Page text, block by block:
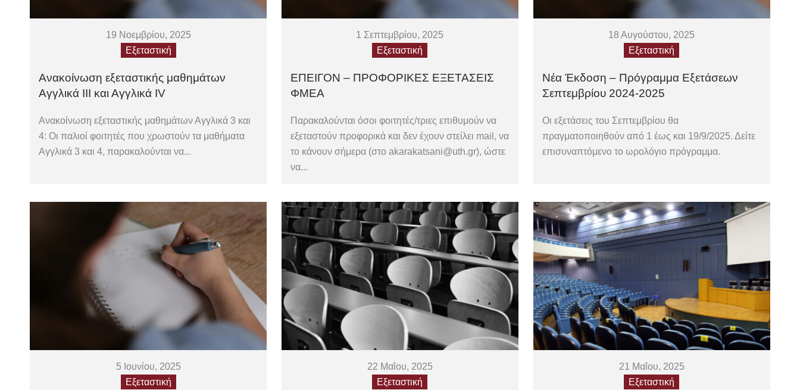
19 Νοεμβρίου, 2025
Εξεταστική
Ανακοίνωση εξεταστικής μαθημάτων
Αγγλικά III και Αγγλικά IV
Ανακοίνωση εξεταστικής μαθημάτων Αγγλικά 3 και
4: Οι παλιοί φοιτητές που χρωστούν τα μαθήματα
Αγγλικά 3 και 4, παρακαλούνται να...
1 Σεπτεμβρίου, 2025
Εξεταστική
ΕΠΕΙΓΟΝ – ΠΡΟΦΟΡΙΚΕΣ ΕΞΕΤΑΣΕΙΣ
ΦΜΕΑ
Παρακαλούνται όσοι φοιτητές/τριες επιθυμούν να
εξεταστούν προφορικά και δεν έχουν στείλει mail, να
το κάνουν σήμερα (στο akarakatsani@uth.gr), ώστε
να...
18 Αυγούστου, 2025
Εξεταστική
Νέα Έκδοση – Πρόγραμμα Εξετάσεων
Σεπτεμβρίου 2024-2025
Οι εξετάσεις του Σεπτεμβρίου θα
πραγματοποιηθούν από 1 έως και 19/9/2025. Δείτε
επισυναπτόμενο το ωρολόγιο πρόγραμμα.
5 Ιουνίου, 2025
Εξεταστική
22 Μαΐου, 2025
Εξεταστική
21 Μαΐου, 2025
Εξεταστική